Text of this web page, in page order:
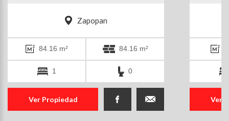
Zapopan
84.16 m² 84.16 m²
1 0
Ver Propiedad Ver